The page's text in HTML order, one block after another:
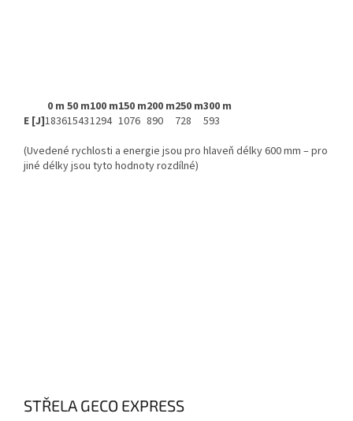
0 m 50 m100 m150 m200 m250 m300 m
E [J]183615431294 1076 890 728
593
(Uvedené rychlosti a energie jsou pro hlaveň délky 600 mm – pro
jiné délky jsou tyto hodnoty rozdílné)
STŘELA GECO EXPRESS